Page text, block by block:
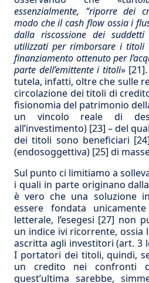
essenzialmente, “riporre dei
modo che il cash flow ossia i
dalla riscossione dei suddetti
utilizzati per rimborsare i titoli
finanziamento ottenuto per
parte dell’emittente i titoli» [21]
tutela, infatti, oltre che sulle
circolazione dei titoli di
fisionomia del patrimonio
un vincolo reale di
all’investimento) [23] – del
dei titoli sono beneficiari [24]
(endosoggettiva) [25] di
Sul punto ci limitiamo a
i quali in parte originano
è vero che una soluzione
essere fondata
letterale, l’esegesi [27] non
un indice ivi ricorrente, ossia
ascritta agli investitori (art. 3
I portatori dei titoli, quindi,
un credito nei confronti
quest’ultima sarebbe,